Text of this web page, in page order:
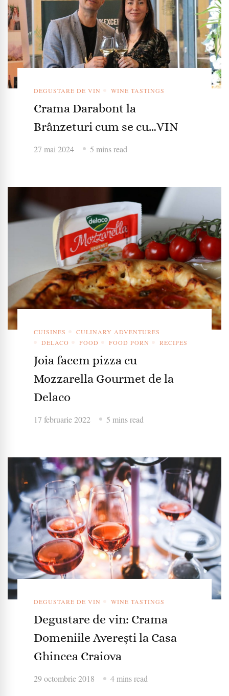
DEGUSTARE DE VIN WINE TASTINGS
Crama Darabont la
Brânzeturi cum se cu…VIN
27 mai 2024 5 mins read
CUISINES
CULINARY ADVENTURES
DELACO
FOOD FOOD PORN RECIPES
Joia facem pizza cu
Mozzarella Gourmet de la
Delaco
17 februarie 2022 5 mins read
DEGUSTARE DE VIN WINE TASTINGS
Degustare de vin: Crama
Domeniile Averești la Casa
Ghincea Craiova
29 octombrie 2018 4 mins read